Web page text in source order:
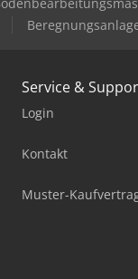
Service &
Login
Kontakt
Muster-